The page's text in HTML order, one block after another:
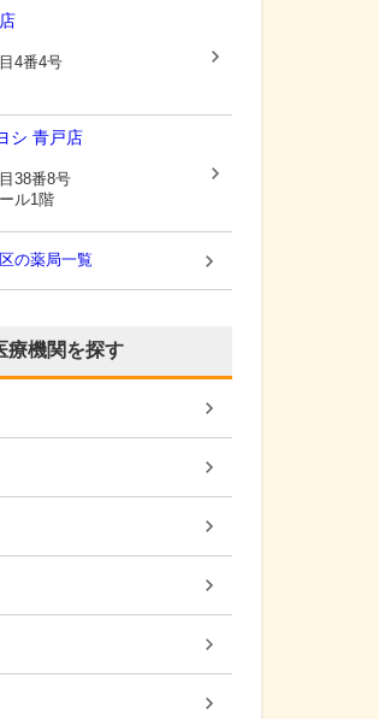
4番4号
シ 青戸店
38番8号
ル1階
の薬局一覧
療機関を探す